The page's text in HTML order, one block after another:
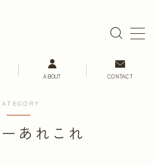
ABOUT CONTACT
あれこれ